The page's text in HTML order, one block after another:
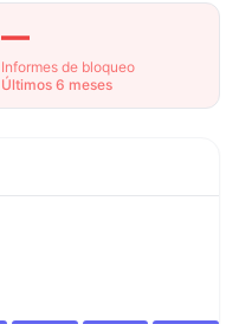
—
Informes de bloqueo
Últimos 6 meses